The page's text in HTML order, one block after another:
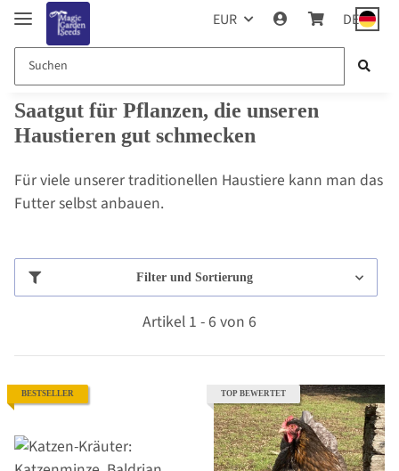
EUR DE
Saatgut für Pflanzen, die unseren
Haustieren gut schmecken
Für viele unserer traditionellen Haustiere kann man das
Futter selbst anbauen.
Filter und Sortierung
Artikel 1 - 6 von 6
BESTSELLER TOP BEWERTET